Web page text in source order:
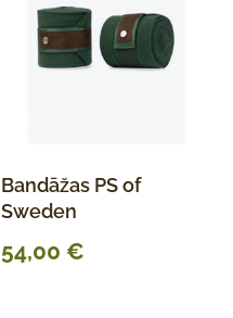
Bandāžas PS of
Sweden
54,00 €